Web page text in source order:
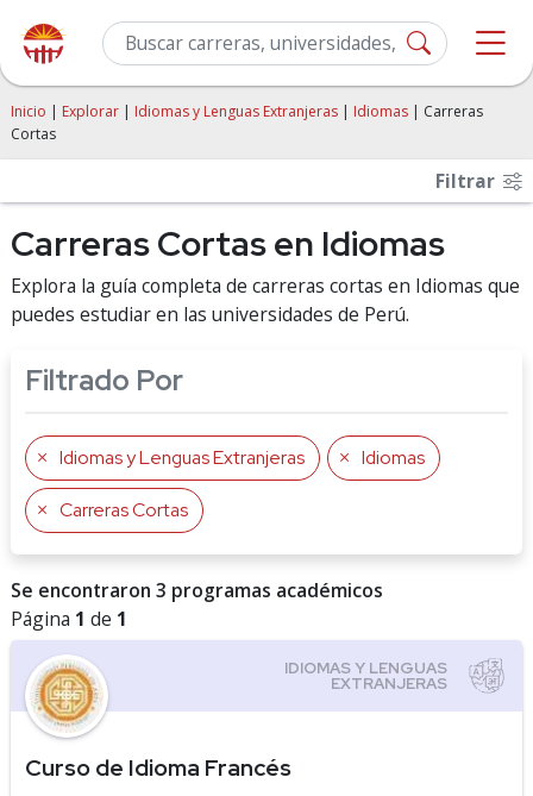
Inicio | Explorar | Idiomas y Lenguas Extranjeras | Idiomas | Carreras
Cortas
Filtrar
Carreras Cortas en Idiomas
Explora la guía completa de carreras cortas en Idiomas que
puedes estudiar en las universidades de Perú.
Filtrado Por
Idiomas y Lenguas Extranjeras Idiomas
Carreras Cortas
Se encontraron 3 programas académicos
Página 1 de 1
Curso de Idioma Francés